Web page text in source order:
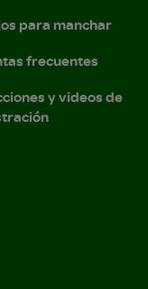
para manchar
frecuentes
y videos de